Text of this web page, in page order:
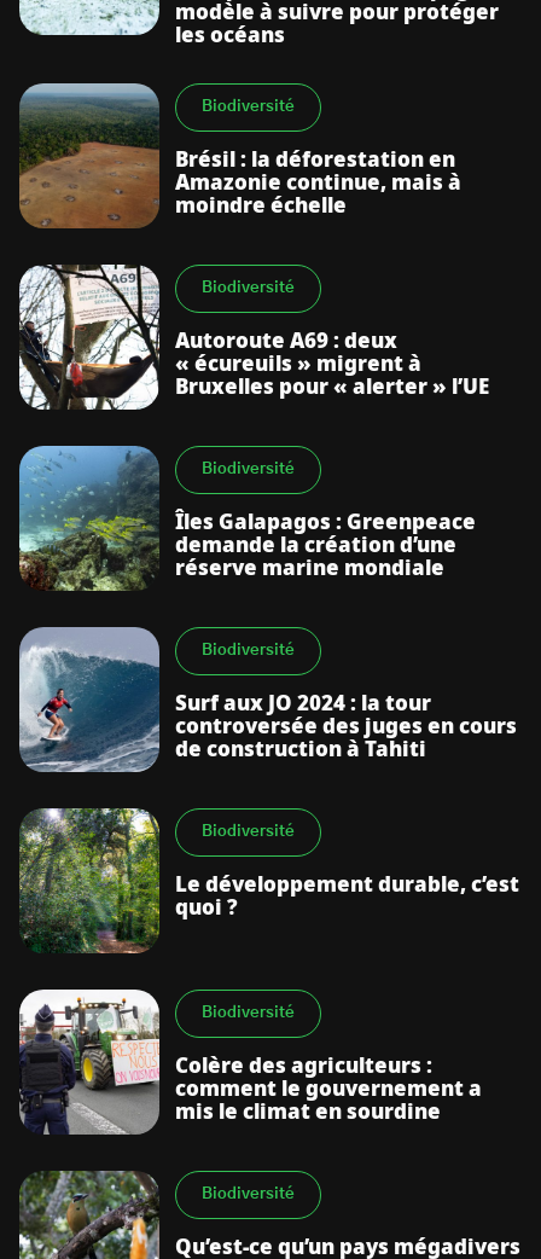
modèle à suivre pour protéger
les océans
Biodiversité
Brésil : la déforestation en
Amazonie continue, mais à
moindre échelle
Biodiversité
Autoroute A69 : deux
« écureuils » migrent à
Bruxelles pour « alerter » l’UE
Biodiversité
Îles Galapagos : Greenpeace
demande la création d’une
réserve marine mondiale
Biodiversité
Surf aux JO 2024 : la tour
controversée des juges en cours
de construction à Tahiti
Biodiversité
Le développement durable, c’est
quoi ?
Biodiversité
Colère des agriculteurs :
comment le gouvernement a
mis le climat en sourdine
Biodiversité
Qu’est-ce qu’un pays mégadivers